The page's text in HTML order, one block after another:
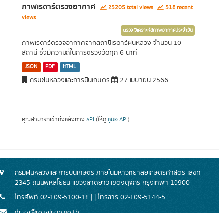
ภาพเรดาร์ตรวจอากาศ 25205 total views
518 recent
views
ตรวจ วิเคราะห์สภาพอากาศประจำวัน
ภาพเรดาร์ตรวจอากาศจากสถานีเรดาร์ฝนหลวง จำนวน 10
สถานี ซึ่งมีความถี่ในการตรวจวัดทุก 6 นาที
JSON PDF HTML
กรมฝนหลวงและการบินเกษตร 27 เมษายน 2566
คุณสามารถเข้าถึงคลังทาง API (ให้ดู คู่มือ API).
กรมฝนหลวงและการบินเกษตร ภายในมหาวิทยาลัยเกษตรศาสตร์ เลขที่
2345 ถนนพหลโยธิน แขวงลาดยาว เขตจตุจักร กรุงเทพฯ 10900
โทรศัพท์ 02-109-5100-18 | | โทรสาร 02-109-5144-5